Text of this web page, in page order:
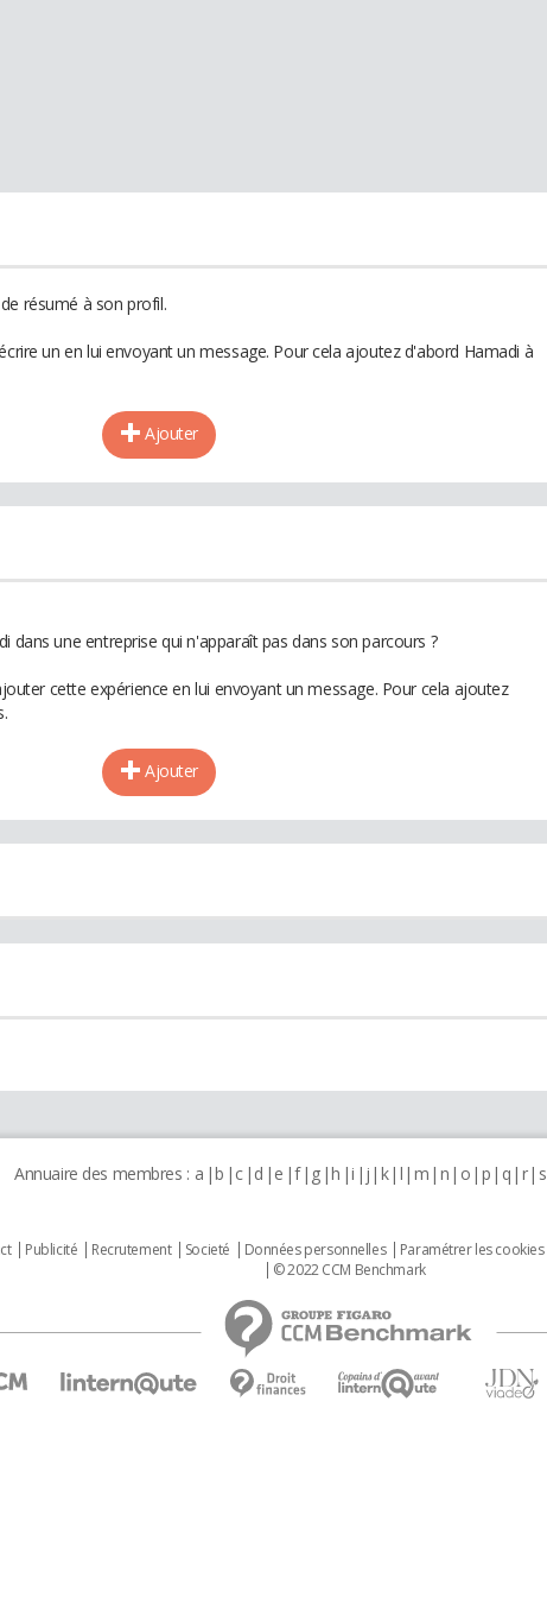
résumé à son profil.
un en lui envoyant un message. Pour cela ajoutez d'abord Hamadi à
Ajouter
dans une entreprise qui n'apparaît pas dans son parcours ?
cette expérience en lui envoyant un message. Pour cela ajoutez
Ajouter
Annuaire des membres : a b c d e f g h i j k l m n o p q r s
Publicité Recrutement Societé Données personnelles Paramétrer les cookies
© 2022 CCM Benchmark